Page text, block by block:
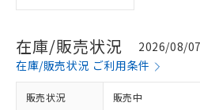
在庫/販売状況
2026/08/
在庫/販売状況 ご利用条件
販売状況 販売中